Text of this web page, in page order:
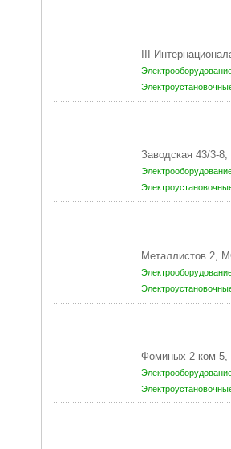
III
Заводская 43/3-
Металлистов 2,
Фоминых 2 ком